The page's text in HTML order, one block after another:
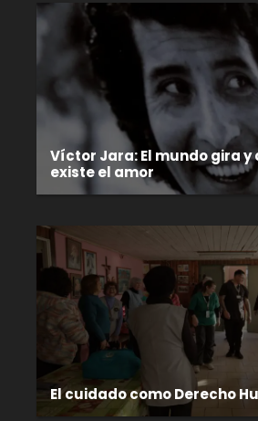
Víctor Jara: El mundo gira
existe el amor
El cuidado como Derecho